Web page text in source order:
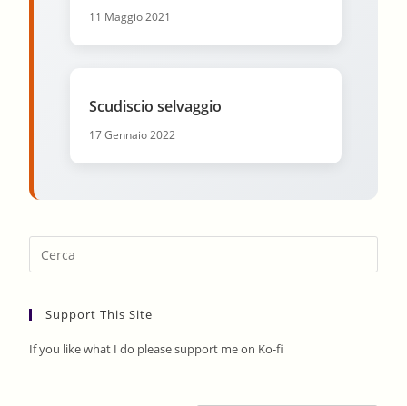
11 Maggio 2021
Scudiscio selvaggio
17 Gennaio 2022
Support This Site
If you like what I do please support me on Ko-fi